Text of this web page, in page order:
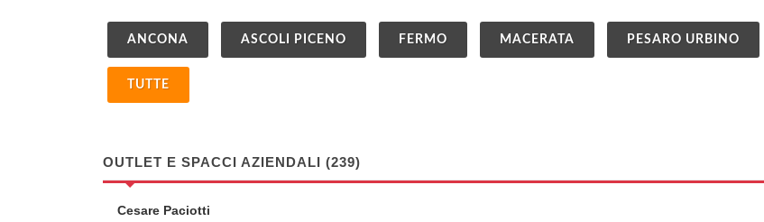
ANCONA ASCOLI PICENO FERMO MACERATA PESARO URBINO
TUTTE
OUTLET E SPACCI AZIENDALI (239)
Cesare Paciotti